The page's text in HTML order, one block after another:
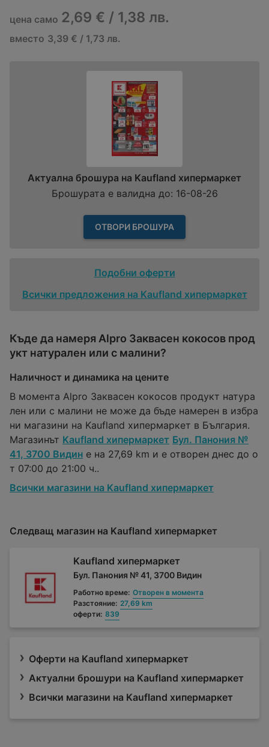
цена само 2,69 € / 1,38 лв.
вместо 3,39 € / 1,73 лв.
Актуална брошура на Kaufland хипермаркет
Брошурата е валидна до: 16-08-26
ОТВОРИ БРОШУРА
Подобни оферти
Всички предложения на Kaufland хипермаркет
Къде да намеря Alpro Заквасен кокосов прод
укт натурален или с малини?
Наличност и динамика на цените
В момента Alpro Заквасен кокосов продукт натура
лен или с малини не може да бъде намерен в избра
ни магазини на Kaufland хипермаркет в България.
Магазинът Kaufland хипермаркет Бул. Панония №
41, 3700 Видин е на 27,69 km и е отворен днес до о
т 07:00 до 21:00 ч..
Всички магазини на Kaufland хипермаркет
Следващ магазин на Kaufland хипермаркет
Kaufland хипермаркет
Бул. Панония № 41, 3700 Видин
Работно време: Отворен в момента
Разстояние: 27,69 km
оферти: 839
Оферти на Kaufland хипермаркет
Актуални брошури на Kaufland хипермаркет
Всички магазини на Kaufland хипермаркет